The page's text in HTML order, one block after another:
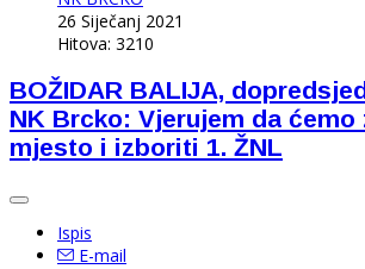
26 Siječanj 2021
Hitova: 3210
BOŽIDAR BALIJA,
NK Brcko: Vjerujem da
mjesto i izboriti 1. ŽNL
Ispis
E-mail